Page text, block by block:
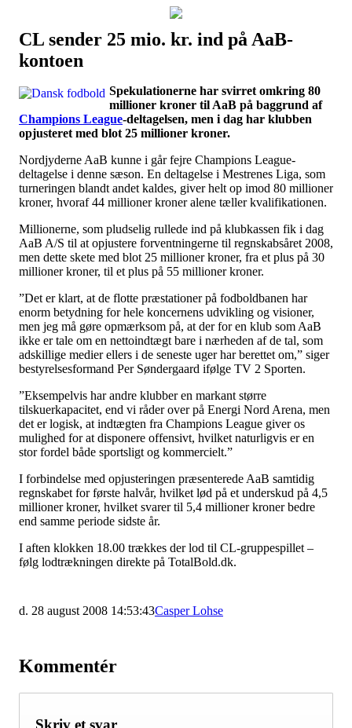
Наши партнеры
CL sender 25 mio. kr. ind på AaB-
kontoen
Spekulationerne har svirret omkring 80
millioner kroner til AaB på baggrund af
Champions League-deltagelsen, men i dag har klubben
opjusteret med blot 25 millioner kroner.
Nordjyderne AaB kunne i går fejre Champions League-
deltagelse i denne sæson. En deltagelse i Mestrenes Liga, som
turneringen blandt andet kaldes, giver helt op imod 80 millioner
kroner, hvoraf 44 millioner kroner alene tæller kvalifikationen.
Millionerne, som pludselig rullede ind på klubkassen fik i dag
AaB A/S til at opjustere forventningerne til regnskabsåret 2008,
men dette skete med blot 25 millioner kroner, fra et plus på 30
millioner kroner, til et plus på 55 millioner kroner.
”Det er klart, at de flotte præstationer på fodboldbanen har
enorm betydning for hele koncernens udvikling og visioner,
men jeg må gøre opmærksom på, at der for en klub som AaB
ikke er tale om en nettoindtægt bare i nærheden af de tal, som
adskillige medier ellers i de seneste uger har berettet om,” siger
bestyrelsesformand Per Søndergaard ifølge TV 2 Sporten.
”Eksempelvis har andre klubber en markant større
tilskuerkapacitet, end vi råder over på Energi Nord Arena, men
det er logisk, at indtægten fra Champions League giver os
mulighed for at disponere offensivt, hvilket naturligvis er en
stor fordel både sportsligt og kommercielt.”
I forbindelse med opjusteringen præsenterede AaB samtidig
regnskabet for første halvår, hvilket lød på et underskud på 4,5
millioner kroner, hvilket svarer til 5,4 millioner kroner bedre
end samme periode sidste år.
I aften klokken 18.00 trækkes der lod til CL-gruppespillet –
følg lodtrækningen direkte på TotalBold.dk.
d. 28 august 2008 14:53:43Casper Lohse
Kommentér
Skriv et svar